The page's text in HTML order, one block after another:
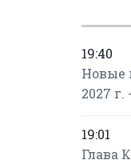
19:40
Новые
2027 г.
19:01
Глава